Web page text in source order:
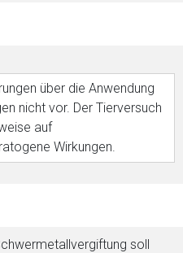
über die Anwendung
nicht vor. Der Tierversuch
auf
Wirkungen.
soll